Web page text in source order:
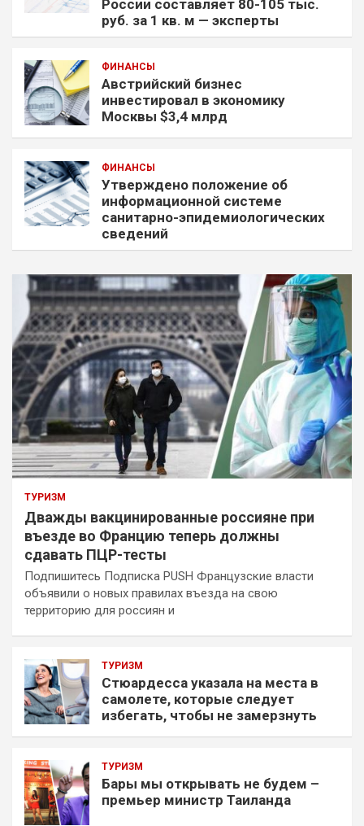
России составляет 80-105 тыс.
руб. за 1 кв. м — эксперты
ФИНАНСЫ
Австрийский бизнес
инвестировал в экономику
Москвы $3,4 млрд
ФИНАНСЫ
Утверждено положение об
информационной системе
санитарно-эпидемиологических
сведений
ТУРИЗМ
Дважды вакцинированные россияне при
въезде во Францию теперь должны
сдавать ПЦР-тесты
Подпишитесь Подписка PUSH Французские власти
объявили о новых правилах въезда на свою
территорию для россиян и
ТУРИЗМ
Стюардесса указала на места в
самолете, которые следует
избегать, чтобы не замерзнуть
ТУРИЗМ
Бары мы открывать не будем –
премьер министр Таиланда